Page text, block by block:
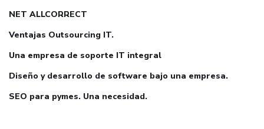
NET ALLCORRECT
Ventajas Outsourcing IT.
Una empresa de soporte IT integral
Diseño y desarrollo de software bajo una empresa.
SEO para pymes. Una necesidad.